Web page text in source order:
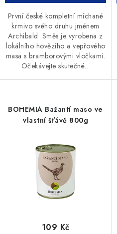
První české kompletní míchané
krmivo svého druhu jménem
Archibald. Směs je vyrobena z
lokálního hovězího a vepřového
masa s bramborovými vločkami.
Očekávejte skutečné...
BOHEMIA Bažantí maso ve
vlastní šťávě 800g
109 Kč